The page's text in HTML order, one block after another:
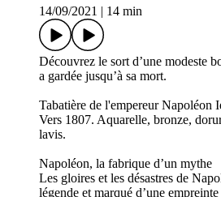
14/09/2021
14 min
Découvrez le sort d’une modeste
a gardée jusqu’à sa mort.
Tabatière de l'empereur Napoléon
Vers 1807. Aquarelle, bronze,
lavis.
Napoléon, la fabrique d’un mythe
Les gloires et les désastres de
légende et marqué d’une